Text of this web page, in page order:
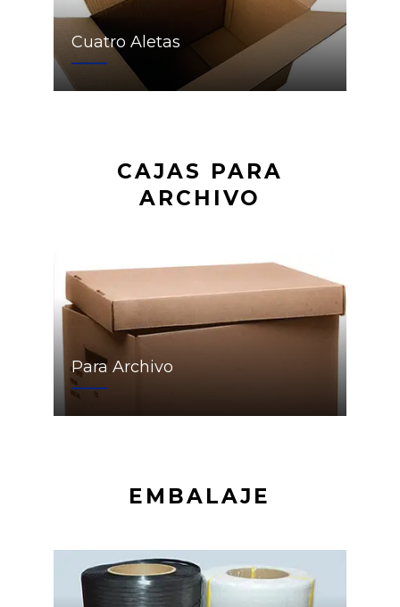
Cuatro Aletas
CAJAS PARA
ARCHIVO
Para Archivo
EMBALAJE